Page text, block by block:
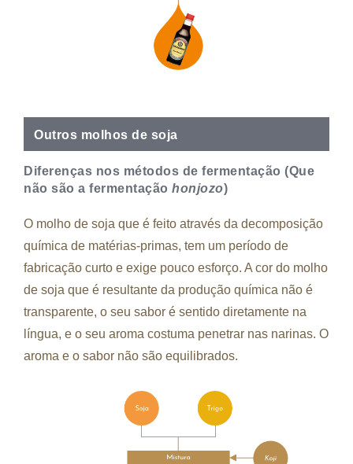
Outros molhos de soja
Diferenças nos métodos de fermentação (Que
não são a fermentação honjozo)
O molho de soja que é feito através da decomposição
química de matérias-primas, tem um período de
fabricação curto e exige pouco esforço. A cor do molho
de soja que é resultante da produção química não é
transparente, o seu sabor é sentido diretamente na
língua, e o seu aroma costuma penetrar nas narinas. O
aroma e o sabor não são equilibrados.